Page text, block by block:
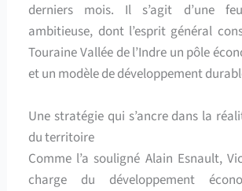
derniers mois. Il s’agit d’une
ambitieuse, dont l’esprit général
Touraine Vallée de l’Indre un pôle
et un modèle de développement
Une stratégie qui s’ancre dans la
du territoire
Comme l’a souligné Alain Esnault,
charge du développement